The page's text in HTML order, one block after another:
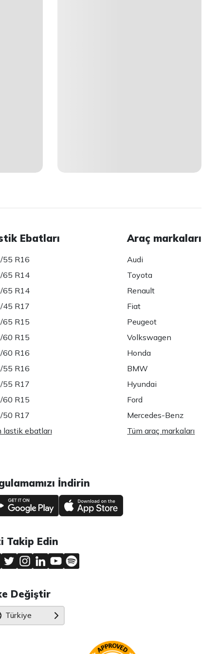
Ebatları
55 R16
65 R14
65 R14
45 R17
65 R15
60 R15
60 R16
55 R16
55 R17
60 R15
50 R17
lastik ebatları
Araç markaları
Audi
Toyota
Renault
Fiat
Peugeot
Volkswagen
Honda
BMW
Hyundai
Ford
Mercedes-Benz
Tüm araç markaları
İndirin
Takip Edin
Değiştir
Türkiye